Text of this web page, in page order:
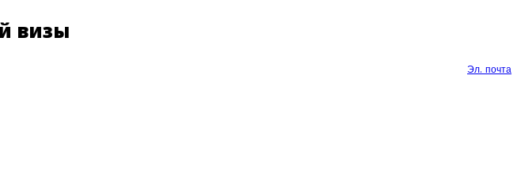
визы
Эл. почта